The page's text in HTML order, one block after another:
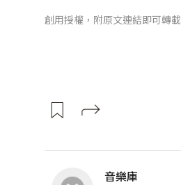
創用授權，附原文連結即可轉載
音樂庫